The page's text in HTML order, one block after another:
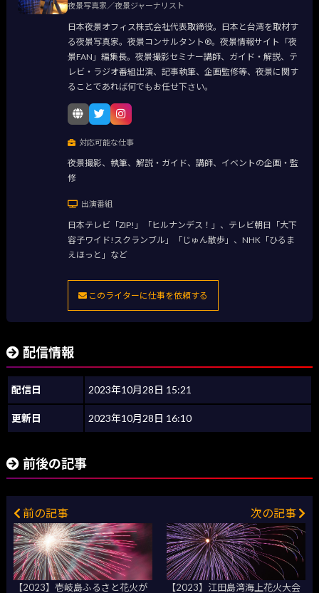
夜景写真家／夜景ジャーナリスト
日本夜景オフィス株式会社代表取締役。日本と台湾を取材す
る夜景写真家。夜景コンサルタント®。夜景情報サイト「夜
景FAN」編集長。夜景撮影セミナー講師、ガイド・解説、テ
レビ・ラジオ番組出演、記事執筆、企画監修等、夜景に関す
ることであれば何でもお任せ下さい。
対応可能な仕事
夜景撮影、執筆、解説・ガイド、講師、イベントの企画・監
修
出演番組
日本テレビ「ZIP!」「ヒルナンデス！」、テレビ朝日「大下
容子ワイド!スクランブル」「じゅん散歩」、NHK「ひるま
えほっと」など
このライターに仕事を依頼する
配信情報
配信日 2023年10月28日 15:21
更新日 2023年10月28日 16:10
前後の記事
前の記事
【2023】壱岐島ふるさと花火が
次の記事
【2023】江田島湾海上花火大会